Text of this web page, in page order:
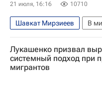
21 июля, 16:16 10710
Шавкат Мирзиеев В
Узбекистан
Витебская
Александр Лукашенко
Лукашенко призвал
системный подход при
мигрантов